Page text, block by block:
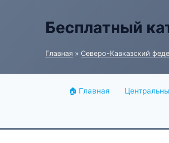
Бесплатный
Главная » Северо-Кавказский
🏠 Главная